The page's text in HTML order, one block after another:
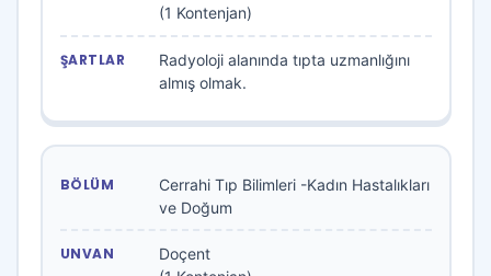
(1 Kontenjan)
Radyoloji alanında tıpta uzmanlığını
almış olmak.
Cerrahi Tıp Bilimleri -Kadın Hastalıkları
ve Doğum
Doçent